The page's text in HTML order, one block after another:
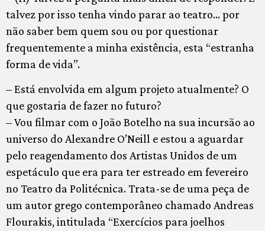
talvez por isso tenha vindo parar ao teatro… por
não saber bem quem sou ou por questionar
frequentemente a minha existência, esta “estranha
forma de vida”.
– Está envolvida em algum projeto atualmente? O
que gostaria de fazer no futuro?
– Vou filmar com o João Botelho na sua incursão ao
universo do Alexandre O’Neill e estou a aguardar
pelo reagendamento dos Artistas Unidos de um
espetáculo que era para ter estreado em fevereiro
no Teatro da Politécnica. Trata-se de uma peça de
um autor grego contemporâneo chamado Andreas
Flourakis, intitulada “Exercícios para joelhos